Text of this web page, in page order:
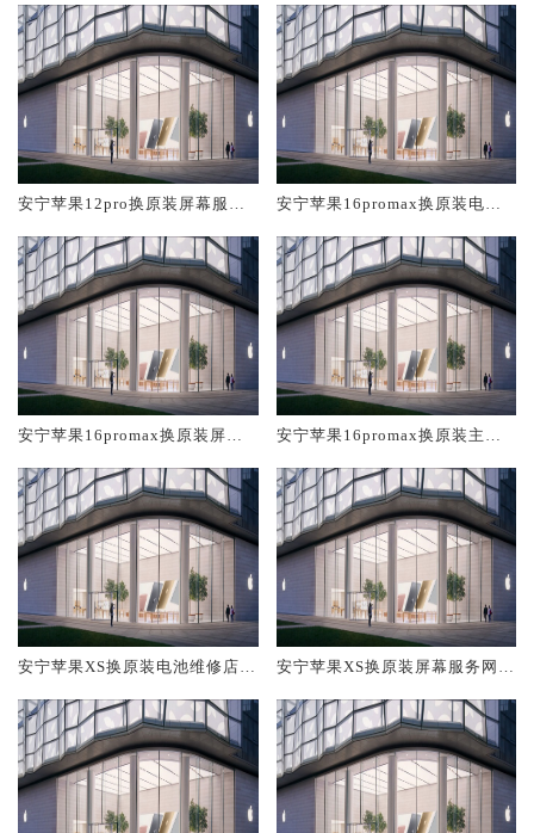
安宁苹果12pro换原装屏幕服务
安宁苹果16promax换原装电池
安宁苹果16promax换原装屏幕
安宁苹果16promax换原装主板
安宁苹果XS换原装电池维修店大
安宁苹果XS换原装屏幕服务网点